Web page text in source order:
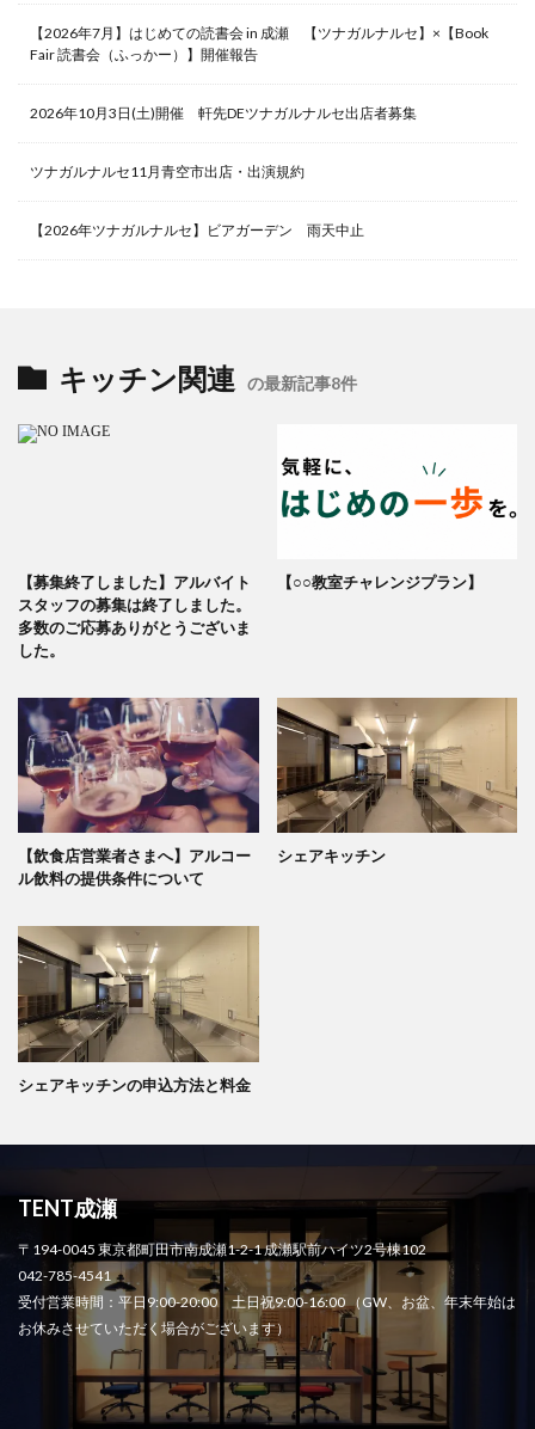
【2026年7月】はじめての読書会 in 成瀬 【ツナガルナルセ】×【Book
Fair 読書会（ふっかー）】開催報告
2026年10月3日(土)開催 軒先DEツナガルナルセ出店者募集
ツナガルナルセ11月青空市出店・出演規約
【2026年ツナガルナルセ】ビアガーデン 雨天中止
キッチン関連 の最新記事8件
【募集終了しました】アルバイト
スタッフの募集は終了しました。
多数のご応募ありがとうございま
した。
【○○教室チャレンジプラン】
【飲食店営業者さまへ】アルコー
ル飲料の提供条件について
シェアキッチン
シェアキッチンの申込方法と料金
TENT成瀬
〒194-0045 東京都町田市南成瀬1-2-1 成瀬駅前ハイツ2号棟102
042-785-4541
受付営業時間：平日9:00-20:00 土日祝9:00-16:00 （GW、お盆、年末年始は
お休みさせていただく場合がございます）